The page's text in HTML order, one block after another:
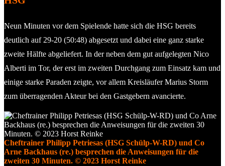
Neun Minuten vor dem Spielende hatte sich die HSG bereits
deutlich auf 29-20 (50:48) abgesetzt und dabei eine ganz starke
zweite Hälfte abgeliefert. In der neben dem gut aufgelegten Nico
Alberti im Tor, der erst im zweiten Durchgang zum Einsatz kam und
einige starke Paraden zeigte, vor allem Kreisläufer Marius Storm
zum überragenden Akteur bei den Gastgebern avancierte.
Cheftrainer Philipp Petriesas (HSG Schülp-W-RD) und Co
Arne Backhaus (re.) besprechen die Anweisungen für die
zweiten 30 Minuten. © 2023 Horst Reinke